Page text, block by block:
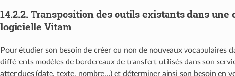
14.2.2. Transposition des outils existants dans
logicielle Vitam
Pour étudier son besoin de créer ou non de nouveaux vocabulaires
différents modèles de bordereaux de transfert utilisés dans son
attendues (date, texte, nombre…) et déterminer ainsi son besoin en